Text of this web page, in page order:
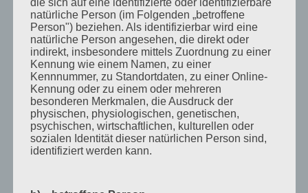
November 2010
Oktober 2010
September 2010
August 2010
Juli 2010
Juni 2010
Mai 2010
die sich auf eine identifizierte oder identifizierbare
natürliche Person (im Folgenden „betroffene
Person") beziehen. Als identifizierbar wird eine
natürliche Person angesehen, die direkt oder
indirekt, insbesondere mittels Zuordnung zu einer
Kennung wie einem Namen, zu einer
Kennnummer, zu Standortdaten, zu einer Online-
Kennung oder zu einem oder mehreren
besonderen Merkmalen, die Ausdruck der
physischen, physiologischen, genetischen,
psychischen, wirtschaftlichen, kulturellen oder
sozialen Identität dieser natürlichen Person sind,
identifiziert werden kann.